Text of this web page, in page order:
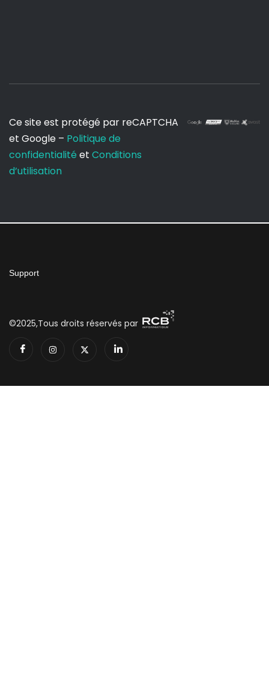
Ce site est protégé par reCAPTCHA
et Google – Politique de
confidentialité et Conditions
d’utilisation
Support
©2025,Tous droits réservés par